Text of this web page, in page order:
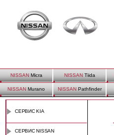
NISSANMicra NISSANTiida
NISSAN Murano NISSANPathfinder
СЕРВИС KIA
СЕРВИС NISSAN